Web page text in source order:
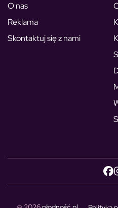
O nas
Reklama
Skontaktuj się z nami